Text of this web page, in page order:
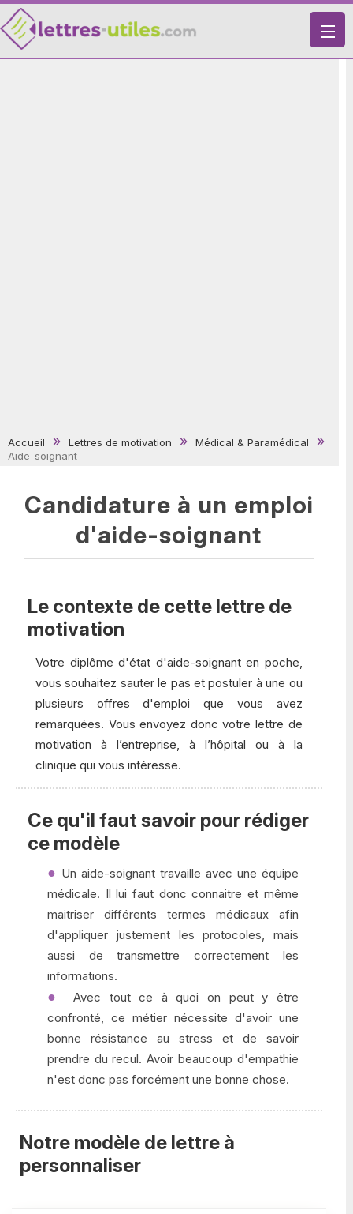
X
Accueil Lettres de motivation
Médical & Paramédical
Aide-soignant
Candidature à un emploi
d'aide-soignant
Le contexte de cette lettre de
motivation
Votre diplôme d'état d'aide-soignant en poche,
vous souhaitez sauter le pas et postuler à une ou
plusieurs offres d'emploi que vous avez
remarquées. Vous envoyez donc votre lettre de
motivation à l’entreprise, à l’hôpital ou à la
clinique qui vous intéresse.
Ce qu'il faut savoir pour rédiger
ce modèle
Un aide-soignant travaille avec une équipe
médicale. Il lui faut donc connaitre et même
maitriser différents termes médicaux afin
d'appliquer justement les protocoles, mais
aussi de transmettre correctement les
informations.
Avec tout ce à quoi on peut y être
confronté, ce métier nécessite d'avoir une
bonne résistance au stress et de savoir
prendre du recul. Avoir beaucoup d'empathie
n'est donc pas forcément une bonne chose.
Notre modèle de lettre à
personnaliser